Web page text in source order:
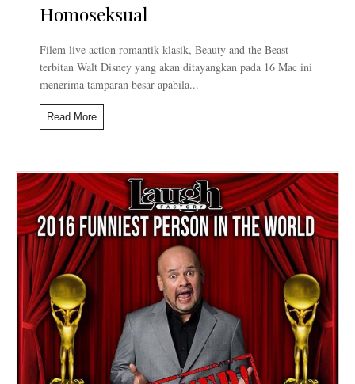
Homoseksual
Filem live action romantik klasik, Beauty and the Beast
terbitan Walt Disney yang akan ditayangkan pada 16 Mac ini
menerima tamparan besar apabila...
Read More